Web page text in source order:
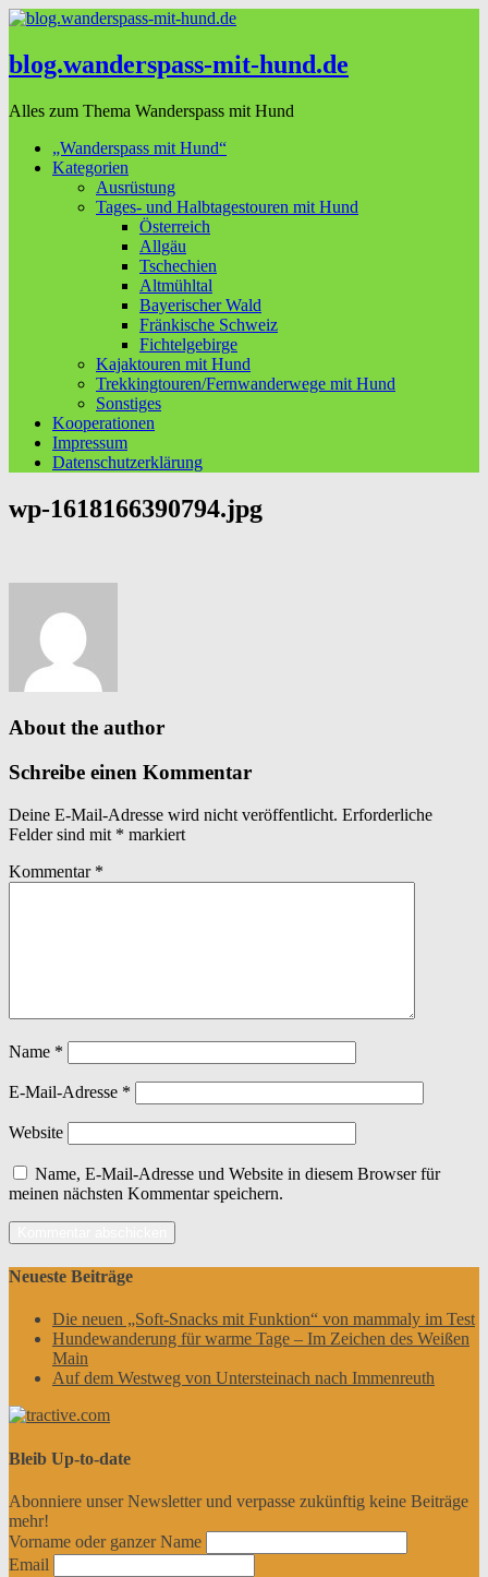
blog.wanderspass-mit-hund.de
Alles zum Thema Wanderspass mit Hund
„Wanderspass mit Hund“
Kategorien
Ausrüstung
Tages- und Halbtagestouren mit Hund
Österreich
Allgäu
Tschechien
Altmühltal
Bayerischer Wald
Fränkische Schweiz
Fichtelgebirge
Kajaktouren mit Hund
Trekkingtouren/Fernwanderwege mit Hund
Sonstiges
Kooperationen
Impressum
Datenschutzerklärung
wp-1618166390794.jpg
About the author
Schreibe einen Kommentar
Deine E-Mail-Adresse wird nicht veröffentlicht. Erforderliche
Felder sind mit * markiert
Kommentar *
Name *
E-Mail-Adresse *
Website
Name, E-Mail-Adresse und Website in diesem Browser für
meinen nächsten Kommentar speichern.
Neueste Beiträge
Die neuen „Soft-Snacks mit Funktion“ von mammaly im Test
Hundewanderung für warme Tage – Im Zeichen des Weißen
Main
Auf dem Westweg von Untersteinach nach Immenreuth
Bleib Up-to-date
Abonniere unser Newsletter und verpasse zukünftig keine Beiträge
mehr!
Vorname oder ganzer Name
Email